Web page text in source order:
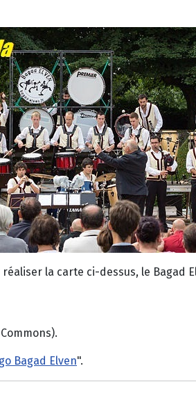
la carte ci-dessus, le Bagad
Bagad Elven".